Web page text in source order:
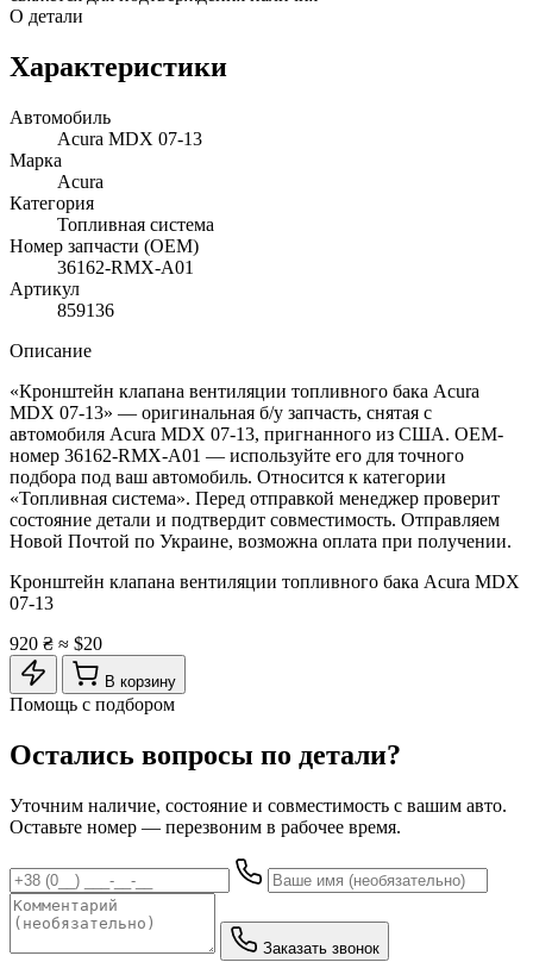
О детали
Характеристики
Автомобиль
Acura MDX 07-13
Марка
Acura
Категория
Топливная система
Номер запчасти (OEM)
36162-RMX-A01
Артикул
859136
Описание
«Кронштейн клапана вентиляции топливного бака Acura
MDX 07-13» — оригинальная б/у запчасть, снятая с
автомобиля Acura MDX 07-13, пригнанного из США. OEM-
номер 36162-RMX-A01 — используйте его для точного
подбора под ваш автомобиль. Относится к категории
«Топливная система». Перед отправкой менеджер проверит
состояние детали и подтвердит совместимость. Отправляем
Новой Почтой по Украине, возможна оплата при получении.
Кронштейн клапана вентиляции топливного бака Acura MDX
07-13
920 ₴ ≈ $20
В корзину
Помощь с подбором
Остались вопросы по детали?
Уточним наличие, состояние и совместимость с вашим авто.
Оставьте номер — перезвоним в рабочее время.
Заказать звонок